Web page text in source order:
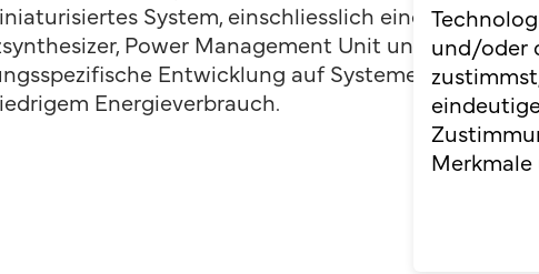
System, einschliesslich einer
Power Management Unit und
Entwicklung auf Systemebene für
Energieverbrauch.
und/oder